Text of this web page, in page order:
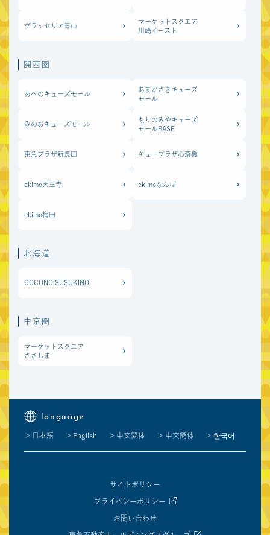
中京圏
ささしま
グラッセリア青山
マーケットスクエア
川崎イースト
関西圏
あべのキューズモール
あまがさきキューズ
モール
みのおキューズモール
もりのみやキューズ
モールBASE
東急プラザ新長田 キュープラザ心斎橋
ekimo天王寺 ekimoなんば
ekimo梅田
北海道
COCONO SUSUKINO
中京圏
マーケットスクエア
ささしま
language
日本語 English 中文繁体 中文簡体 한국어
サイトポリシー
プライバシーポリシー
お問い合わせ